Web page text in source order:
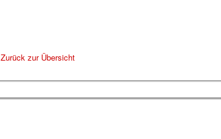
Zurück zur Übersicht